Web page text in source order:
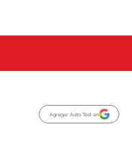
Agregar Auto Test en